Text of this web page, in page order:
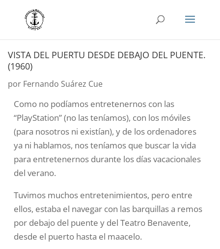
VISTA DEL PUERTU DESDE DEBAJO DEL PUENTE.
(1960)
por Fernando Suárez Cue
Como no podíamos entretenernos con las
“PlayStation” (no las teníamos), con los móviles
(para nosotros ni existían), y de los ordenadores
ya ni hablamos, nos teníamos que buscar la vida
para entretenernos durante los días vacacionales
del verano.
Tuvimos muchos entretenimientos, pero entre
ellos, estaba el navegar con las barquillas a remos
por debajo del puente y del Teatro Benavente,
desde el puerto hasta el maacelo.